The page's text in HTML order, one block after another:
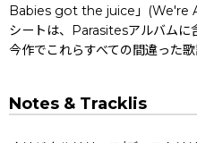
Babies got the juice」(We're
シートは、Parasitesアルバム
今作でこれらすべての間違った歌
Notes & Tracklis